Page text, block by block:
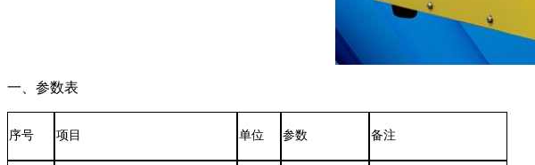
一、参数表
序号 项目 单位 参数 备注